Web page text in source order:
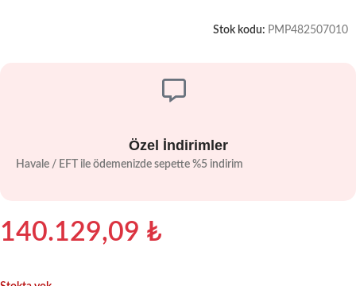
Stok kodu: PMP482507010
Özel İndirimler
Havale / EFT ile ödemenizde sepette %5 indirim
140.129,09 ₺